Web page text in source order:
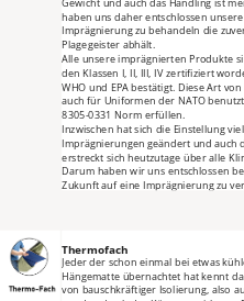
haben uns daher entschlossen
Imprägnierung zu behandeln die
Plagegeister abhält.
Alle unsere imprägnierten Produkte
den Klassen I, II, III, IV zertifiziert
WHO und EPA bestätigt. Diese Art
auch für Uniformen der NATO
8305-0331 Norm erfüllen.
Inzwischen hat sich die Einstellung
Imprägnierungen geändert und auch
erstreckt sich heutzutage über alle
Darum haben wir uns entschlossen
Zukunft auf eine Imprägnierung zu
Langfristig werden wir nur noch zwei
TRAVELLER PRO (hier gibt es
ohne Imprägnierung) und die MOSKITO
Insektenschutz Imprägnierung
Thermofach
Jeder der schon einmal bei etwas
Hängematte übernachtet hat kennt
von bauschkräftiger Isolierung, also